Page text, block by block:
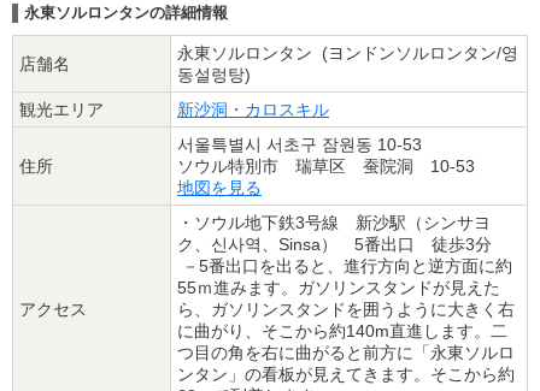
永東ソルロンタンの詳細情報
店舗名
永東ソルロンタン (ヨンドンソルロンタン/영
동설렁탕)
観光エリア
新沙洞・カロスキル
住所
서울특별시 서초구 잠원동 10-53
ソウル特別市 瑞草区 蚕院洞 10-53
地図を見る
アクセス
・ソウル地下鉄3号線 新沙駅（シンサヨ
ク、신사역、Sinsa） 5番出口 徒歩3分
－5番出口を出ると、進行方向と逆方面に約
55ｍ進みます。ガソリンスタンドが見えた
ら、ガソリンスタンドを囲うように大きく右
に曲がり、そこから約140m直進します。二
つ目の角を右に曲がると前方に「永東ソルロ
ンタン」の看板が見えてきます。そこから約